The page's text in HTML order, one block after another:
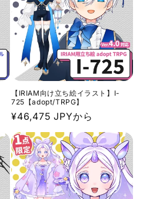
【IRIAM向け立ち絵イラスト】I-
725【adopt/TRPG】
通
常
価
格
¥46,475 JPYから